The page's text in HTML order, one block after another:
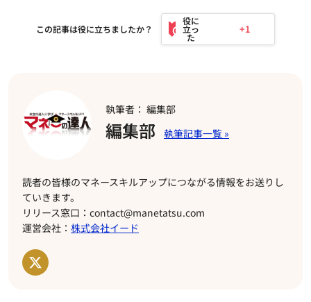
この記事は役に立ちましたか？ +1
執筆者： 編集部
編集部
読者の皆様のマネースキルアップにつながる情報をお送りし
ていきます。
リリース窓口：contact@manetatsu.com
運営会社： 株式会社イード